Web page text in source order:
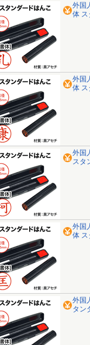
外国
体 ス
外国
体 ス
外国
スタ
外国
体 ス
外国
タン